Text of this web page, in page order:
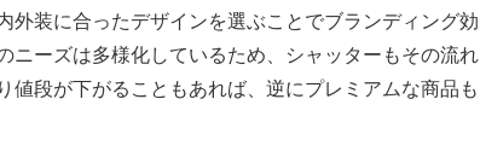
外装に合ったデザインを選ぶことでブランディング効
ニーズは多様化しているため、シャッターもその流れ
値段が下がることもあれば、逆にプレミアムな商品も